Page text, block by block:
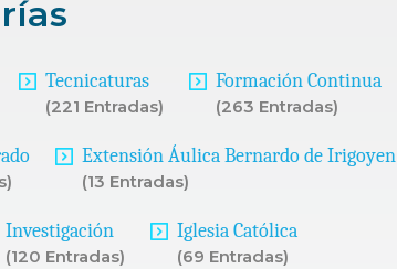
Tecnicaturas
(221 Entradas)
Formación Continua
(263 Entradas)
Extensión Áulica Bernardo de Irigoyen
(13 Entradas)
Investigación
(120 Entradas)
Iglesia Católica
(69 Entradas)